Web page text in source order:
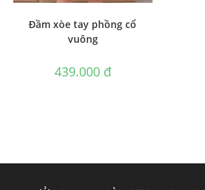
Đầm xòe tay phồng cổ
vuông
439.000 ₫